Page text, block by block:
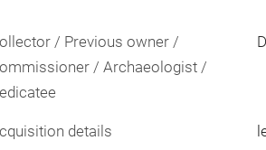
/ Previous owner /
/ Archaeologist /
details